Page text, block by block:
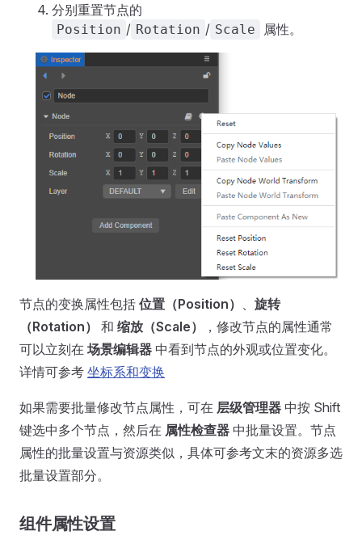
分别重置节点的
Position / Rotation / Scale 属性。
节点的变换属性包括 位置（Position） 、 旋转
（Rotation）
和 缩放（Scale）
，修改节点的属性通常
可以立刻在 场景编辑器 中看到节点的外观或位置变化。
详情可参考 坐标系和变换
如果需要批量修改节点属性，可在 层级管理器 中按 Shift
键选中多个节点，然后在 属性检查器 中批量设置。节点
属性的批量设置与资源类似，具体可参考文末的资源多选
批量设置部分。
组件属性设置